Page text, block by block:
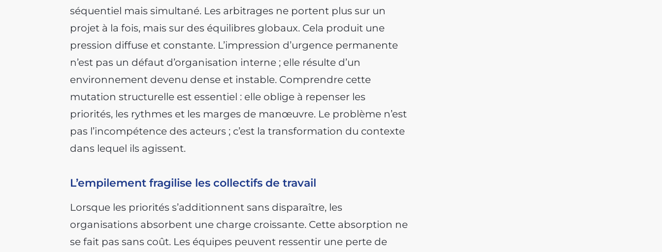
séquentiel mais simultané. Les arbitrages ne portent plus sur un
projet à la fois, mais sur des équilibres globaux. Cela produit une
pression diffuse et constante. L’impression d’urgence permanente
n’est pas un défaut d’organisation interne ; elle résulte d’un
environnement devenu dense et instable. Comprendre cette
mutation structurelle est essentiel : elle oblige à repenser les
priorités, les rythmes et les marges de manœuvre. Le problème n’est
pas l’incompétence des acteurs ; c’est la transformation du contexte
dans lequel ils agissent.
L’empilement fragilise les collectifs de travail
Lorsque les priorités s’additionnent sans disparaître, les
organisations absorbent une charge croissante. Cette absorption ne
se fait pas sans coût. Les équipes peuvent ressentir une perte de